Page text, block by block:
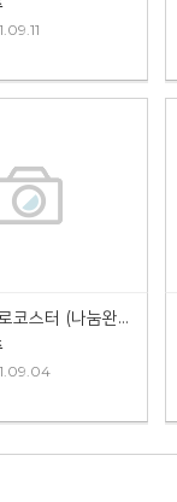
나눔116-롤로코스터 (나눔완료)